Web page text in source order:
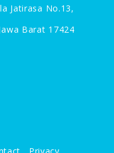
Jatirasa No.13,
Barat 17424